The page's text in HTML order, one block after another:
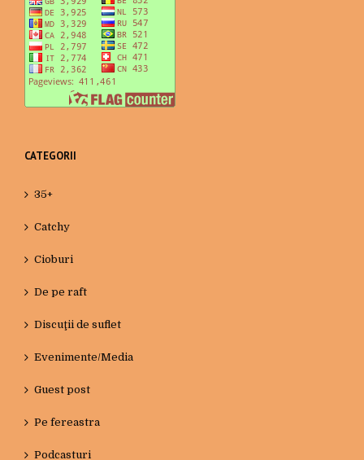
CATEGORII
35+
Catchy
Cioburi
De pe raft
Discuţii de suflet
Evenimente/Media
Guest post
Pe fereastra
Podcasturi